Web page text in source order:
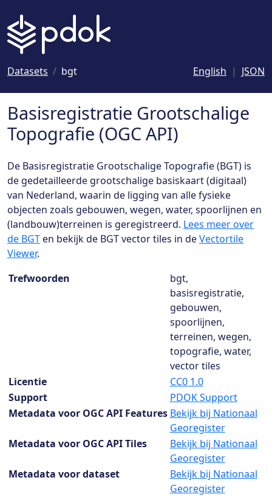
Datasets bgt English JSON
Basisregistratie Grootschalige
Topografie (OGC API)
De Basisregistratie Grootschalige Topografie (BGT) is
de gedetailleerde grootschalige basiskaart (digitaal)
van Nederland, waarin de ligging van alle fysieke
objecten zoals gebouwen, wegen, water, spoorlijnen en
(landbouw)terreinen is geregistreerd. Lees meer over
de BGTen bekijk de BGT vector tiles in deVectortile
Viewer.
Dataset details
Trefwoorden
bgt,
basisregistratie,
gebouwen,
spoorlijnen,
terreinen, wegen,
topografie, water,
vector tiles
Licentie
CC0 1.0
Support
PDOK Support
Metadata voor OGC API Features Bekijk bij Nationaal
Georegister
Metadata voor OGC API Tiles
Bekijk bij Nationaal
Georegister
Metadata voor dataset
Bekijk bij Nationaal
Georegister